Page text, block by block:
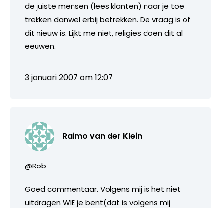
de juiste mensen (lees klanten) naar je toe
trekken danwel erbij betrekken. De vraag is of
dit nieuw is. Lijkt me niet, religies doen dit al
eeuwen.
3 januari 2007 om 12:07
Raimo van der Klein
@Rob
Goed commentaar. Volgens mij is het niet
uitdragen WIE je bent(dat is volgens mij